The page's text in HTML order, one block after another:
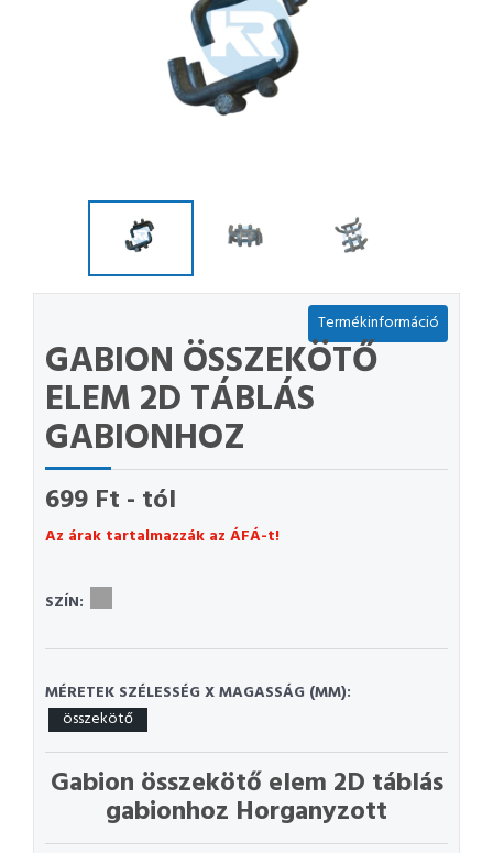
Termékinformáció
GABION ÖSSZEKÖTŐ
ELEM 2D TÁBLÁS
GABIONHOZ
699 Ft - tól
Az árak tartalmazzák az ÁFÁ-t!
SZÍN:
MÉRETEK SZÉLESSÉG X MAGASSÁG (MM):
összekötő
Gabion összekötő elem 2D táblás
gabionhoz Horganyzott